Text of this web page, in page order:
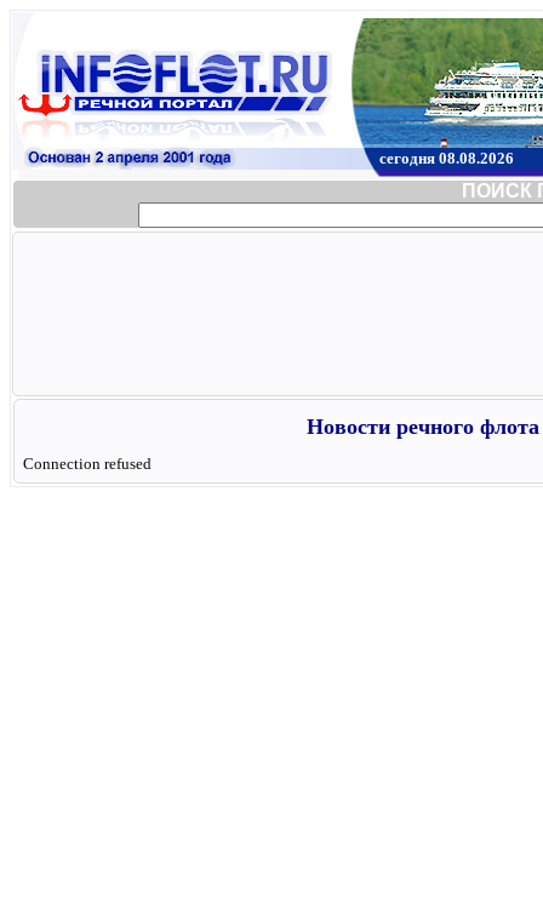
сегодня 08.08.2026
ПОИСК
Новости речного
Connection refused